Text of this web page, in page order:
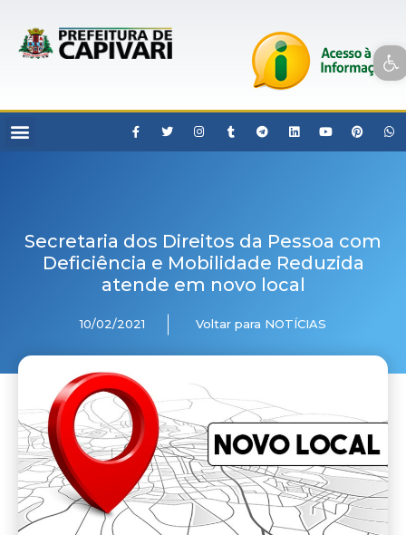
Open toolbar
Secretaria dos Direitos da Pessoa com
Deficiência e Mobilidade Reduzida
atende em novo local
10/02/2021 Voltar para NOTÍCIAS